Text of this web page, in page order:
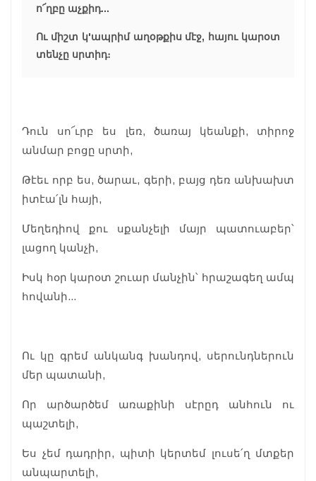
ո՜ղբը աչքիդ...
Ու միշտ կ'ապրիմ աղօթքիս մէջ, հայու կարօտ
տենչը սրտիդ։
Դուն սո՜ւրբ ես լեռ, ծառայ կեանքի, տիրոջ
անմար բոցը սրտի,
Թէեւ որբ ես, ծարաւ, գերի, բայց դեռ անխախտ
իտէա՛լն հայի,
Մեղեդիով քու սքանչելի մայր պատուաբեր՝
լացող կանչի,
Իսկ հօր կարօտ շուար մանչին՝ հրաշագեղ ամպ
հովանի...
Ու կը գրեմ անկանգ խանդով, սերունդներուն
մեր պատանի,
Որ արծարծեմ առաքինի սէրըդ անհուն ու
պաշտելի,
Ես չեմ դադրիր, պիտի կերտեմ լուսե՛ղ մտքեր
անպարտելի,